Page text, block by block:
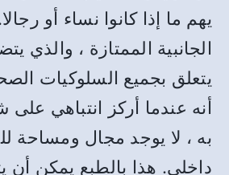
يهم ما إذا كانوا نساء أو
الجانبية الممتازة ، والذي
يتعلق بجميع السلوكيات
أنه عندما أركز انتباهي
به ، لا يوجد مجال ومساحة
داخلي. هذا بالطبع يمكن أن